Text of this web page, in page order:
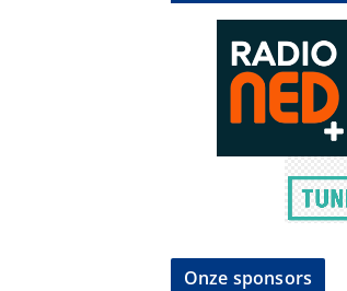
Onze sponsors